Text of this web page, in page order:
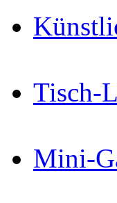
Tisch-
Mini-